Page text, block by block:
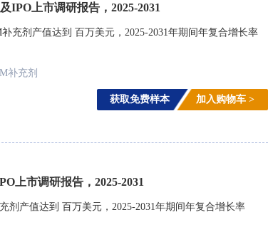
IPO上市调研报告，2025-2031
充剂产值达到 百万美元，2025-2031年期间年复合增长率
补充剂
获取免费样本 加入购物车 >
上市调研报告，2025-2031
剂产值达到 百万美元，2025-2031年期间年复合增长率